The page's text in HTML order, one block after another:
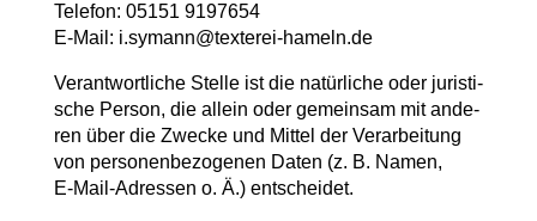
Tele­fon: 05151 9197654
E‑Mail: i.symann@texterei-hameln.de
Ver­ant­wort­li­che Stel­le ist die natür­li­che oder juris­ti­
sche Per­son, die allein oder gemein­sam mit ande­
ren über die Zwe­cke und Mit­tel der Ver­ar­bei­tung
von per­so­nen­be­zo­ge­nen Daten (z. B. Namen,
E‑Mail-Adres­sen o. Ä.) entscheidet.